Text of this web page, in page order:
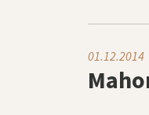
01.12.2014